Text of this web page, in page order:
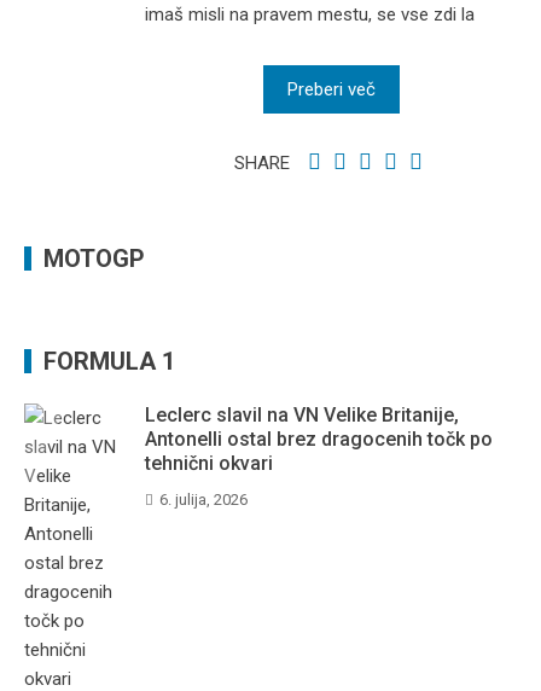
imaš misli na pravem mestu, se vse zdi la
Preberi več
SHARE
MOTOGP
FORMULA 1
Leclerc slavil na VN Velike Britanije,
Antonelli ostal brez dragocenih točk po
tehnični okvari
6. julija, 2026